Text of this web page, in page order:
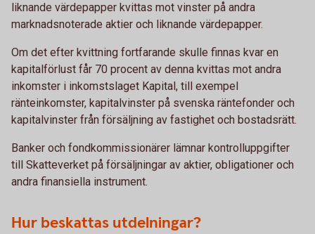
liknande värdepapper kvittas mot vinster på andra
marknadsnoterade aktier och liknande värdepapper.
Om det efter kvittning fortfarande skulle finnas kvar en
kapitalförlust får 70 procent av denna kvittas mot andra
inkomster i inkomstslaget Kapital, till exempel
ränteinkomster, kapitalvinster på svenska räntefonder och
kapitalvinster från försäljning av fastighet och bostadsrätt.
Banker och fondkommissionärer lämnar kontrolluppgifter
till Skatteverket på försäljningar av aktier, obligationer och
andra finansiella instrument.
Hur beskattas utdelningar?